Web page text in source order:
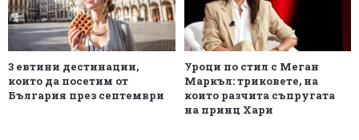
3 евтини дестинации,
които да посетим от
България през септември
Уроци по стил с Меган
Маркъл: триковете, на
които разчита съпругата
на принц Хари